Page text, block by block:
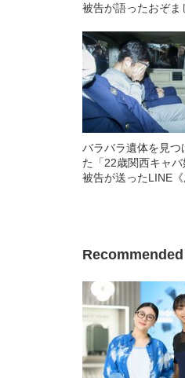
被告が語ったおぞま
バラバラ遺体を見つ
た「22歳関西キャ
被告が送ったLINE《